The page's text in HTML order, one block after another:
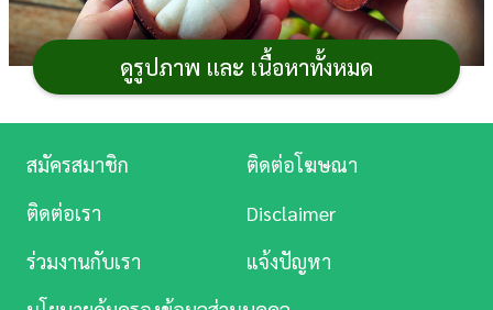
หน้ามังคุดมาแล้ว ราชินีผลไม้ของไทยเนื้อหวาน ๆ อม
ไรเละทุกที ดูไม่น่ากิน แถมปล่อยไว้นานก็เนื้อดำ ทำยังไงดี ?
วันนี้เรามีวิธีแกะมังคุดง่าย ๆ มาฝาก พ่วงด้วยเคล็ดลับแกะ
ดูรูปภาพ และ เนื้อหาทั้งหมด
บันเทิง
ดู
Music
สมัครสมาชิก
ติดต่อโฆษณา
ติดต่อเรา
Disclaimer
ร่วมงานกับเรา
แจ้งปัญหา